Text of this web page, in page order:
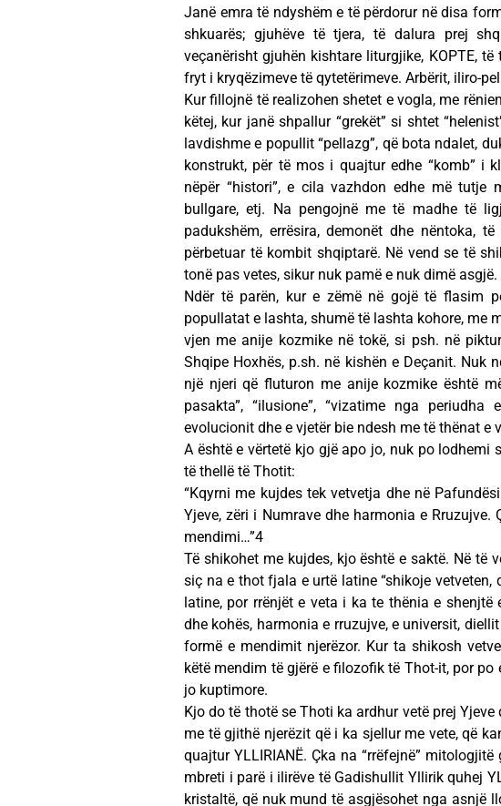
Janë emra të ndyshëm e të përdorur në disa
shkuarës; gjuhëve të tjera, të dalura prej
veçanërisht gjuhën kishtare liturgjike, KOPTE,
fryt i kryqëzimeve të qytetërimeve. Arbërit, iliro-
Kur fillojnë të realizohen shetet e vogla, me
këtej, kur janë shpallur “grekët” si shtet
lavdishme e popullit “pellazg”, që bota ndalet,
konstrukt, për të mos i quajtur edhe “komb” i
nëpër “histori”, e cila vazhdon edhe më tutje
bullgare, etj. Na pengojnë me të madhe të
padukshëm, errësira, demonët dhe nëntoka,
përbetuar të kombit shqiptarë. Në vend se të
tonë pas vetes, sikur nuk pamë e nuk dimë asgjë.
Ndër të parën, kur e zëmë në gojë të flasim
popullatat e lashta, shumë të lashta kohore, me
vjen me anije kozmike në tokë, si psh. në
Shqipe Hoxhës, p.sh. në kishën e Deçanit. Nuk
një njeri që fluturon me anije kozmike është
pasakta”, “ilusione”, “vizatime nga
evolucionit dhe e vjetër bie ndesh me të thënat
A është e vërtetë kjo gjë apo jo, nuk po lodhemi
të thellë të Thotit:
“Kqyrni me kujdes tek vetvetja dhe në
Yjeve, zëri i Numrave dhe harmonia e
mendimi…”4
Të shikohet me kujdes, kjo është e saktë. Në të
siç na e thot fjala e urtë latine “shikoje
latine, por rrënjët e veta i ka te thënia e
dhe kohës, harmonia e rruzujve, e universit,
formë e mendimit njerëzor. Kur ta shikosh
këtë mendim të gjërë e filozofik të Thot-it, por
jo kuptimore.
Kjo do të thotë se Thoti ka ardhur vetë prej
me të gjithë njerëzit që i ka sjellur me vete, që
quajtur YLLIRIANË. Çka na “rrëfejnë”
mbreti i parë i ilirëve të Gadishullit Yllirik quhej
kristaltë, që nuk mund të asgjësohet nga asnjë